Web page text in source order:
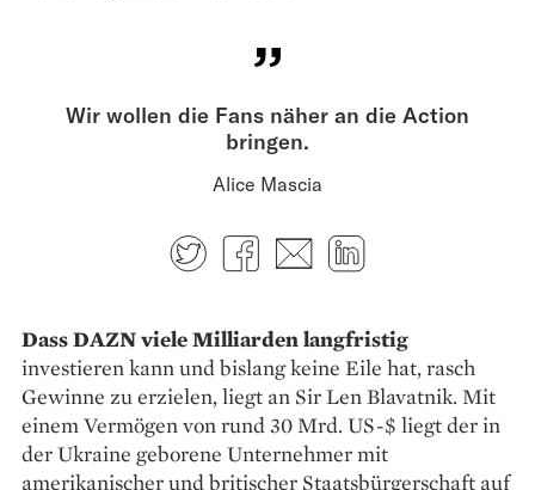
Wir wollen die Fans näher an die Action
bringen.
Alice Mascia
TwitterFacebook
E-mail
Dass DAZN viele Milliardenlangfristig
investieren kann und bislang keine Eile hat, rasch
Gewinne zu erzielen, liegt an Sir Len Blavatnik. Mit
einem Vermögen von rund 30 Mrd. US-$ liegt der in
der Ukraine geborene Unternehmer mit
amerikanischer und britischer Staatsbürgerschaft auf